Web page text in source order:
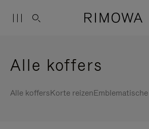
Alle koffers
Alle koffersKorte reizen